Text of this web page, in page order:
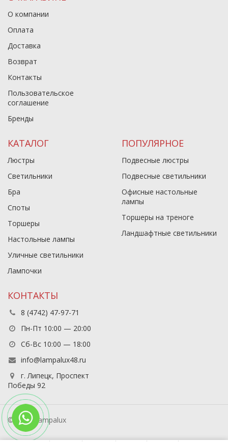
О компании
Оплата
Доставка
Возврат
Контакты
Пользовательское
соглашение
Бренды
КАТАЛОГ
Люстры
Светильники
Бра
Споты
Торшеры
Настольные лампы
Уличные светильники
Лампочки
ПОПУЛЯРНОЕ
Подвесные люстры
Подвесные светильники
Офисные настольные
лампы
Торшеры на треноге
Ландшафтные светильники
КОНТАКТЫ
8 (4742) 47-97-71
Пн-Пт 10:00 — 20:00
Сб-Вс 10:00 — 18:00
info@lampalux48.ru
г. Липецк, Проспект
Победы 92
© 2026 Lampalux